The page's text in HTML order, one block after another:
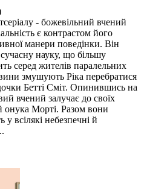
- божевільний вчений
є контрастом його
манери поведінки. Він
науку, що більшу
серед жителів паралельних
змушують Ріка перебратися
Бетті Сміт. Опинившись на
вчений залучає до своїх
онука Морті. Разом вони
всілякі небезпечні й